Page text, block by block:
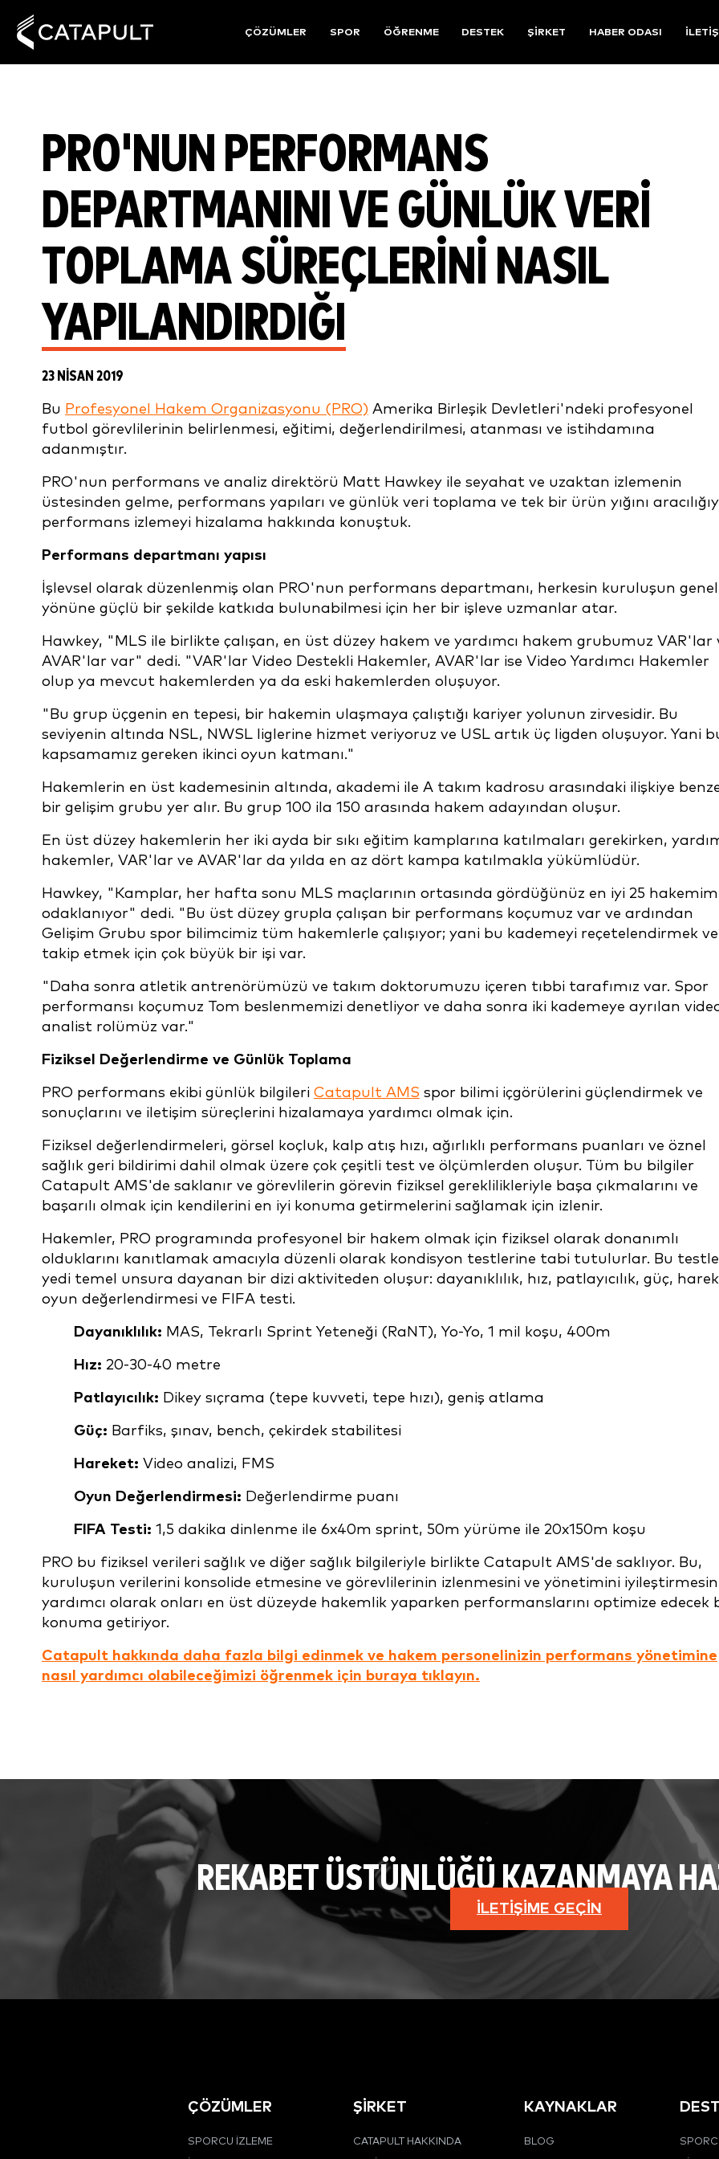
ÇÖZÜMLER SPOR ÖĞRENME DESTEK ŞIRKET HABER ODASI
PRO'NUN PERFORMANS
DEPARTMANINI VE GÜNLÜK VERI
TOPLAMA SÜREÇLERINI NASIL
YAPILANDIRDIĞI
23 NISAN 2019
Bu Profesyonel Hakem Organizasyonu (PRO) Amerika Birleşik Devletleri'ndeki profesyonel
futbol görevlilerinin belirlenmesi, eğitimi, değerlendirilmesi, atanması ve istihdamına
adanmıştır.
PRO'nun performans ve analiz direktörü Matt Hawkey ile seyahat ve uzaktan izlemenin
üstesinden gelme, performans yapıları ve günlük veri toplama ve tek bir ürün yığını
performans izlemeyi hizalama hakkında konuştuk.
Performans departmanı yapısı
İşlevsel olarak düzenlenmiş olan PRO'nun performans departmanı, herkesin kuruluşun genel
yönüne güçlü bir şekilde katkıda bulunabilmesi için her bir işleve uzmanlar atar.
Hawkey, "MLS ile birlikte çalışan, en üst düzey hakem ve yardımcı hakem grubumuz VAR'lar
AVAR'lar var" dedi. "VAR'lar Video Destekli Hakemler, AVAR'lar ise Video Yardımcı Hakemler
olup ya mevcut hakemlerden ya da eski hakemlerden oluşuyor.
"Bu grup üçgenin en tepesi, bir hakemin ulaşmaya çalıştığı kariyer yolunun zirvesidir. Bu
seviyenin altında NSL, NWSL liglerine hizmet veriyoruz ve USL artık üç ligden oluşuyor. Yani
kapsamamız gereken ikinci oyun katmanı."
Hakemlerin en üst kademesinin altında, akademi ile A takım kadrosu arasındaki ilişkiye
bir gelişim grubu yer alır. Bu grup 100 ila 150 arasında hakem adayından oluşur.
En üst düzey hakemlerin her iki ayda bir sıkı eğitim kamplarına katılmaları gerekirken,
hakemler, VAR'lar ve AVAR'lar da yılda en az dört kampa katılmakla yükümlüdür.
Hawkey, "Kamplar, her hafta sonu MLS maçlarının ortasında gördüğünüz en iyi 25
odaklanıyor" dedi. "Bu üst düzey grupla çalışan bir performans koçumuz var ve ardından
Gelişim Grubu spor bilimcimiz tüm hakemlerle çalışıyor; yani bu kademeyi reçetelendirmek ve
takip etmek için çok büyük bir işi var.
"Daha sonra atletik antrenörümüzü ve takım doktorumuzu içeren tıbbi tarafımız var. Spor
performansı koçumuz Tom beslenmemizi denetliyor ve daha sonra iki kademeye ayrılan
analist rolümüz var."
Fiziksel Değerlendirme ve Günlük Toplama
PRO performans ekibi günlük bilgileri Catapult AMS spor bilimi içgörülerini güçlendirmek ve
sonuçlarını ve iletişim süreçlerini hizalamaya yardımcı olmak için.
Fiziksel değerlendirmeleri, görsel koçluk, kalp atış hızı, ağırlıklı performans puanları ve öznel
sağlık geri bildirimi dahil olmak üzere çok çeşitli test ve ölçümlerden oluşur. Tüm bu bilgiler
Catapult AMS'de saklanır ve görevlilerin görevin fiziksel gereklilikleriyle başa çıkmalarını ve
başarılı olmak için kendilerini en iyi konuma getirmelerini sağlamak için izlenir.
Hakemler, PRO programında profesyonel bir hakem olmak için fiziksel olarak donanımlı
olduklarını kanıtlamak amacıyla düzenli olarak kondisyon testlerine tabi tutulurlar. Bu
yedi temel unsura dayanan bir dizi aktiviteden oluşur: dayanıklılık, hız, patlayıcılık, güç,
oyun değerlendirmesi ve FIFA testi.
Dayanıklılık: MAS, Tekrarlı Sprint Yeteneği (RaNT), Yo-Yo, 1 mil koşu, 400m
Hız: 20-30-40 metre
Patlayıcılık: Dikey sıçrama (tepe kuvveti, tepe hızı), geniş atlama
Güç: Barfiks, şınav, bench, çekirdek stabilitesi
Hareket: Video analizi, FMS
Oyun Değerlendirmesi: Değerlendirme puanı
FIFA Testi: 1,5 dakika dinlenme ile 6x40m sprint, 50m yürüme ile 20x150m koşu
PRO bu fiziksel verileri sağlık ve diğer sağlık bilgileriyle birlikte Catapult AMS'de saklıyor. Bu,
kuruluşun verilerini konsolide etmesine ve görevlilerinin izlenmesini ve yönetimini
yardımcı olarak onları en üst düzeyde hakemlik yaparken performanslarını optimize edecek
konuma getiriyor.
Catapult hakkında daha fazla bilgi edinmek ve hakem personelinizin performans yönetimine
nasıl yardımcı olabileceğimizi öğrenmek için buraya tıklayın.
REKABET ÜSTÜNLÜĞÜ KAZANMAYA
İLETIŞIME GEÇIN
ÇÖZÜMLER
SPORCU İZLEME
ŞİRKET
CATAPULT HAKKINDA
KAYNAKLAR
BLOG